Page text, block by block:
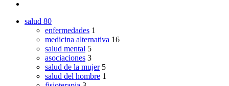
salud 80
enfermedades 1
medicina alternativa 16
salud mental 5
asociaciones 3
salud de la mujer 5
salud del hombre 1